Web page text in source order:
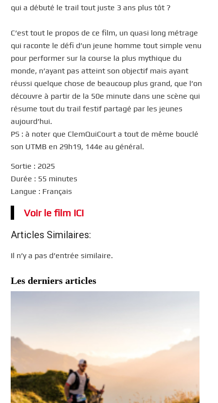
qui a débuté le trail tout juste 3 ans plus tôt ?
C’est tout le propos de ce film, un quasi long métrage
qui raconte le défi d’un jeune homme tout simple venu
pour performer sur la course la plus mythique du
monde, n’ayant pas atteint son objectif mais ayant
réussi quelque chose de beaucoup plus grand, que l’on
découvre à partir de la 50e minute dans une scène qui
résume tout du trail festif partagé par les jeunes
aujourd’hui.
PS : à noter que ClemQuiCourt a tout de même bouclé
son UTMB en 29h19, 144e au général.
Sortie : 2025
Durée : 55 minutes
Langue : Français
Voir le film ICI
Articles Similaires:
Il n’y a pas d’entrée similaire.
Les derniers articles